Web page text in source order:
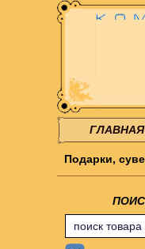
ГЛАВНАЯ
Подарки,